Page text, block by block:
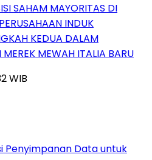
SAHAM MAYORITAS DI
INDUK
KEDUA DALAM
MEWAH ITALIA BARU
WIB
Penyimpanan Data untuk